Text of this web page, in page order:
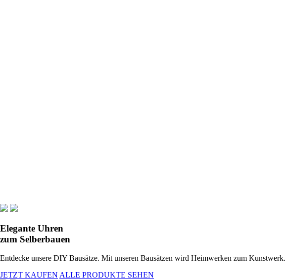
Elegante Uhren
zum Selberbauen
Entdecke unsere DIY Bausätze. Mit unseren Bausätzen wird Heimwerken zum Kunstwerk.
JETZT KAUFEN ALLE PRODUKTE SEHEN